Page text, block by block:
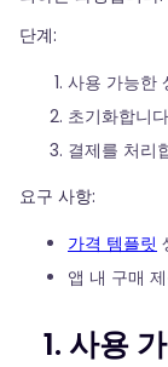
단계:
사용 가능한
초기화합니
결제를 처리
요구 사항:
가격 템플릿
앱 내 구매
1. 사용